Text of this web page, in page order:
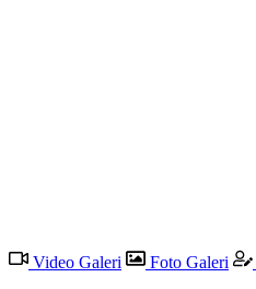
Video Galeri Foto Galeri